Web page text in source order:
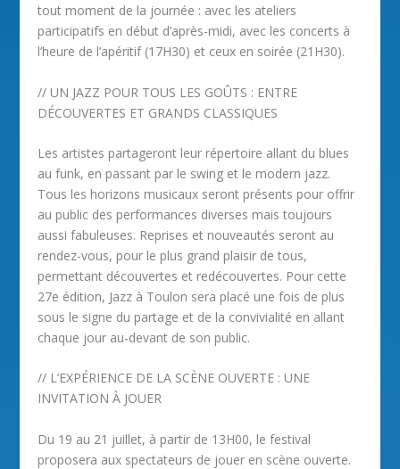
tout moment de la journée : avec les ateliers
participatifs en début d’après-midi, avec les concerts à
l’heure de l’apéritif (17H30) et ceux en soirée (21H30).
// UN JAZZ POUR TOUS LES GOÛTS : ENTRE
DÉCOUVERTES ET GRANDS CLASSIQUES
Les artistes partageront leur répertoire allant du blues
au funk, en passant par le swing et le modern jazz.
Tous les horizons musicaux seront présents pour offrir
au public des performances diverses mais toujours
aussi fabuleuses. Reprises et nouveautés seront au
rendez-vous, pour le plus grand plaisir de tous,
permettant découvertes et redécouvertes. Pour cette
27e édition, Jazz à Toulon sera placé une fois de plus
sous le signe du partage et de la convivialité en allant
chaque jour au-devant de son public.
// L’EXPÉRIENCE DE LA SCÈNE OUVERTE : UNE
INVITATION À JOUER
Du 19 au 21 juillet, à partir de 13H00, le festival
proposera aux spectateurs de jouer en scène ouverte.